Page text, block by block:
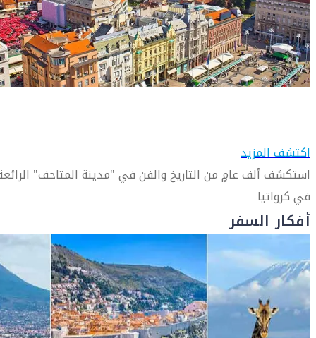
دليل السفر إلى زغرب
تعرّف على زغرب
اكتشف المزيد
استكشف ألف عامٍ من التاريخ والفن في "مدينة المتاحف"
في كرواتيا
أفكار السفر